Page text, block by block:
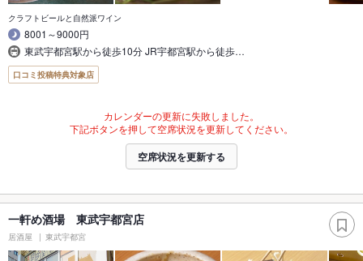
クラフトビールと自然派ワイン
8001～9000円
東武宇都宮駅から徒歩10分 JR宇都宮駅から徒歩…
口コミ投稿特典対象店
カレンダーの更新に失敗しました。
下記ボタンを押して空席状況を更新してください。
空席状況を更新する
一軒め酒場 東武宇都宮店
居酒屋 東武宇都宮